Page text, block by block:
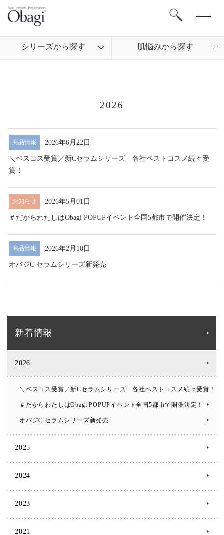
シリ ーズから探す 肌悩みから探す
2026
2026年6月22日
商品情報
＼ベスコス受賞／新Cセラムシリーズ 各社ベストコスメ続々受
賞！
2026年5月01日
お知らせ
＃だからわたしはObagi POPUPイベント全国5都市で開催決定！
2026年2月10日
商品情報
オバジC セラムシリーズ新発売
新着情報
2026
＼ベスコス受賞／新Cセラムシリーズ 各社ベストコスメ続々受賞！
＃だからわたしはObagi POPUPイベント全国5都市で開催決定！
オバジC セラムシリーズ新発売
2025
2024
2023
2021